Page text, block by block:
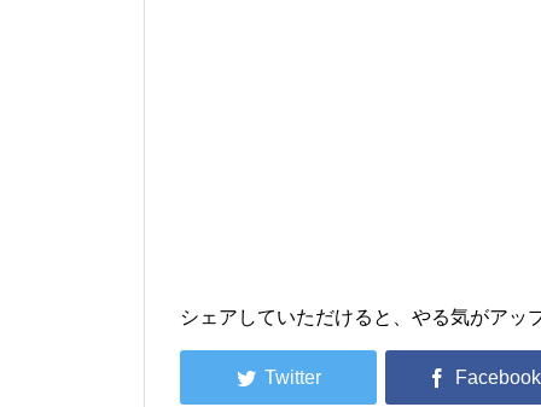
シェアしていただけると、やる気がアッ